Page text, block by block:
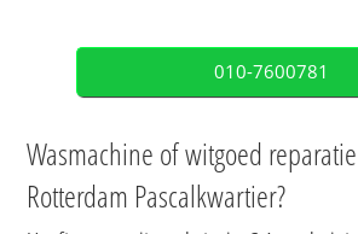
010-7600781
Wasmachine of witgoed
Rotterdam Pascalkwartier?